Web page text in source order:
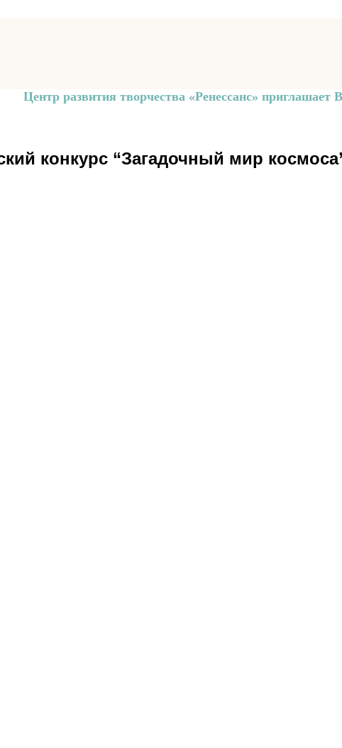
Центр развития творчества «Ренессанс» приглашает
конкурс “Загадочный мир